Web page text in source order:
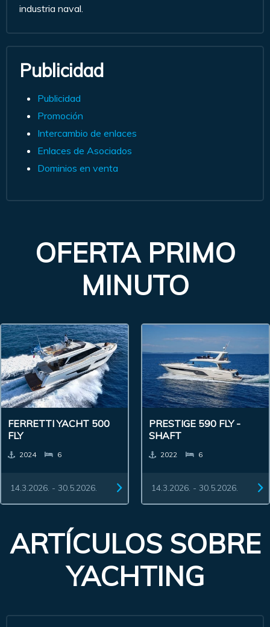
industria naval.
Publicidad
Publicidad
Promoción
Intercambio de enlaces
Enlaces de Asociados
Dominios en venta
OFERTA PRIMO
MINUTO
FERRETTI YACHT 500
FLY
2024 6
14.3.2026. - 30.5.2026.
PRESTIGE 590 FLY -
SHAFT
2022 6
14.3.2026. - 30.5.2026.
ARTÍCULOS SOBRE
YACHTING